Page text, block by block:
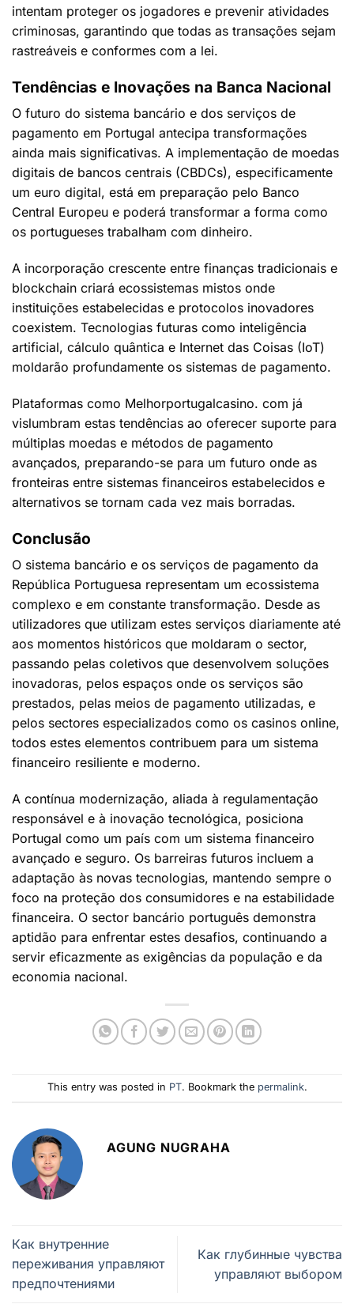
intentam proteger os jogadores e prevenir atividades
criminosas, garantindo que todas as transações sejam
rastreáveis e conformes com a lei.
Tendências e Inovações na Banca Nacional
O futuro do sistema bancário e dos serviços de
pagamento em Portugal antecipa transformações
ainda mais significativas. A implementação de moedas
digitais de bancos centrais (CBDCs), especificamente
um euro digital, está em preparação pelo Banco
Central Europeu e poderá transformar a forma como
os portugueses trabalham com dinheiro.
A incorporação crescente entre finanças tradicionais e
blockchain criará ecossistemas mistos onde
instituições estabelecidas e protocolos inovadores
coexistem. Tecnologias futuras como inteligência
artificial, cálculo quântica e Internet das Coisas (IoT)
moldarão profundamente os sistemas de pagamento.
Plataformas como Melhorportugalcasino. com já
vislumbram estas tendências ao oferecer suporte para
múltiplas moedas e métodos de pagamento
avançados, preparando-se para um futuro onde as
fronteiras entre sistemas financeiros estabelecidos e
alternativos se tornam cada vez mais borradas.
Conclusão
O sistema bancário e os serviços de pagamento da
República Portuguesa representam um ecossistema
complexo e em constante transformação. Desde as
utilizadores que utilizam estes serviços diariamente até
aos momentos históricos que moldaram o sector,
passando pelas coletivos que desenvolvem soluções
inovadoras, pelos espaços onde os serviços são
prestados, pelas meios de pagamento utilizadas, e
pelos sectores especializados como os casinos online,
todos estes elementos contribuem para um sistema
financeiro resiliente e moderno.
A contínua modernização, aliada à regulamentação
responsável e à inovação tecnológica, posiciona
Portugal como um país com um sistema financeiro
avançado e seguro. Os barreiras futuros incluem a
adaptação às novas tecnologias, mantendo sempre o
foco na proteção dos consumidores e na estabilidade
financeira. O sector bancário português demonstra
aptidão para enfrentar estes desafios, continuando a
servir eficazmente as exigências da população e da
economia nacional.
This entry was posted in PT. Bookmark the permalink.
AGUNG NUGRAHA
Как внутренние
переживания управляют
предпочтениями
Как глубинные чувства
управляют выбором